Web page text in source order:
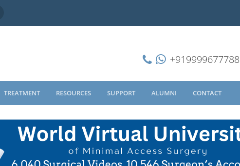
+919999677788
TREATMENT RESOURCES SUPPORT ALUMNI CONTACT